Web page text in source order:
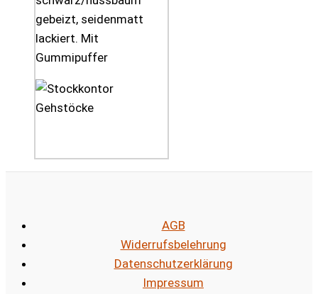
gebeizt, seidenmatt
lackiert. Mit
Gummipuffer
AGB
Widerrufsbelehrung
Datenschutzerklärung
Impressum